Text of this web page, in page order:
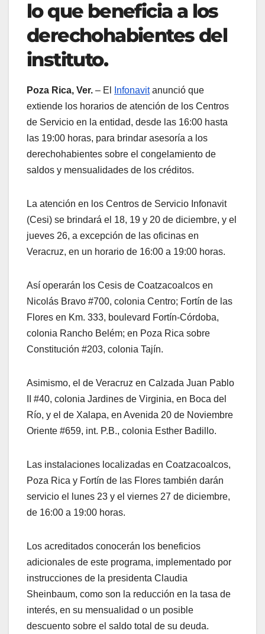
lo que beneficia a los
derechohabientes del
instituto.
Poza Rica, Ver. – El Infonavitanunció que
extiende los horarios de atención de los Centros
de Servicio en la entidad, desde las 16:00 hasta
las 19:00 horas, para brindar asesoría a los
derechohabientes sobre el congelamiento de
saldos y mensualidades de los créditos.
La atención en los Centros de Servicio Infonavit
(Cesi) se brindará el 18, 19 y 20 de diciembre, y el
jueves 26, a excepción de las oficinas en
Veracruz, en un horario de 16:00 a 19:00 horas.
Así operarán los Cesis de Coatzacoalcos en
Nicolás Bravo #700, colonia Centro; Fortín de las
Flores en Km. 333, boulevard Fortín-Córdoba,
colonia Rancho Belém; en Poza Rica sobre
Constitución #203, colonia Tajín.
Asimismo, el de Veracruz en Calzada Juan Pablo
II #40, colonia Jardines de Virginia, en Boca del
Río, y el de Xalapa, en Avenida 20 de Noviembre
Oriente #659, int. P.B., colonia Esther Badillo.
Las instalaciones localizadas en Coatzacoalcos,
Poza Rica y Fortín de las Flores también darán
servicio el lunes 23 y el viernes 27 de diciembre,
de 16:00 a 19:00 horas.
Los acreditados conocerán los beneficios
adicionales de este programa, implementado por
instrucciones de la presidenta Claudia
Sheinbaum, como son la reducción en la tasa de
interés, en su mensualidad o un posible
descuento sobre el saldo total de su deuda.